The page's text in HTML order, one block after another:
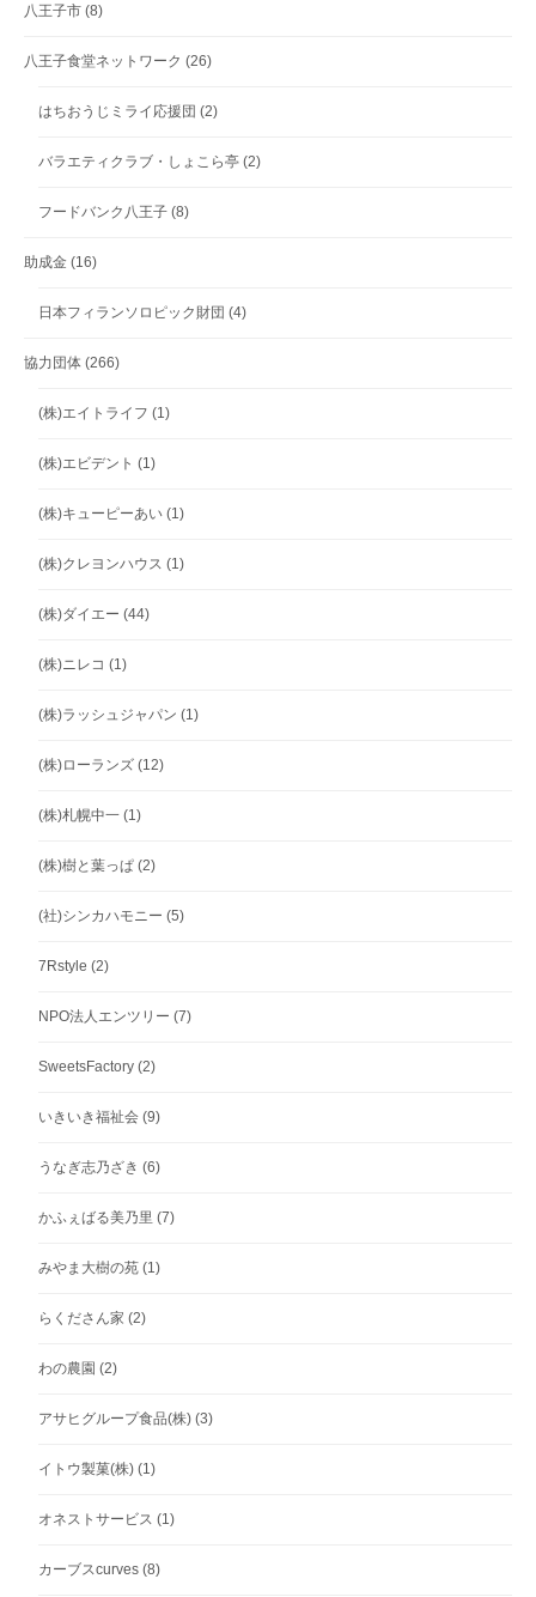
八王子市 (8)
八王子食堂ネットワーク (26)
はちおうじミライ応援団 (2)
バラエティクラブ・しょこら亭 (2)
フードバンク八王子 (8)
助成金 (16)
日本フィランソロピック財団 (4)
協力団体 (266)
(株)エイトライフ (1)
(株)エビデント (1)
(株)キューピーあい (1)
(株)クレヨンハウス (1)
(株)ダイエー (44)
(株)ニレコ (1)
(株)ラッシュジャパン (1)
(株)ローランズ (12)
(株)札幌中一 (1)
(株)樹と葉っぱ (2)
(社)シンカハモニー (5)
7Rstyle (2)
NPO法人エンツリー (7)
SweetsFactory (2)
いきいき福祉会 (9)
うなぎ志乃ざき (6)
かふぇばる美乃里 (7)
みやま大樹の苑 (1)
らくださん家 (2)
わの農園 (2)
アサヒグループ食品(株) (3)
イトウ製菓(株) (1)
オネストサービス (1)
カーブスcurves (8)